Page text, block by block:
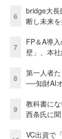
6
bridge大
断し未来
7
FP＆A導
壁」、本
8
第一人者
──知財AI
9
教科書に
西条氏に
VC出資で